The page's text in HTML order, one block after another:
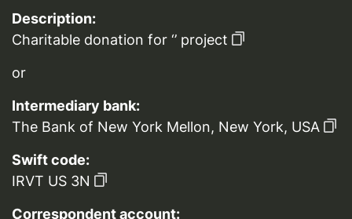
Description:
Charitable donation for ‘’ project
or
Intermediary bank:
The Bank of New York Mellon, New York, USA
Swift code:
IRVT US 3N
Correspondent account: